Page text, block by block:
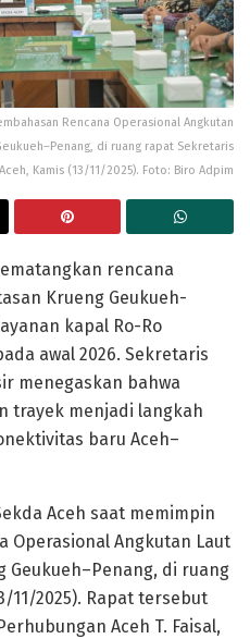
Rencana Operasional Angkutan
di ruang rapat Sekretaris
Kamis (13/11/2025). Foto: Biro Adpim
rencana
Krueng Geukueh-
kapal Ro-Ro
awal 2026. Sekretaris
menegaskan bahwa
trayek menjadi langkah
baru Aceh–
Aceh saat memimpin
Operasional Angkutan Laut
Geukueh–Penang, di ruang
11/2025). Rapat tersebut
Aceh T. Faisal,